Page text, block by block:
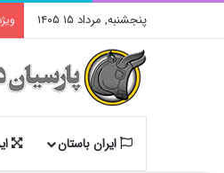
پنجشنبه, مرداد ۱۵ ۱۴۰۵
ایران باستان